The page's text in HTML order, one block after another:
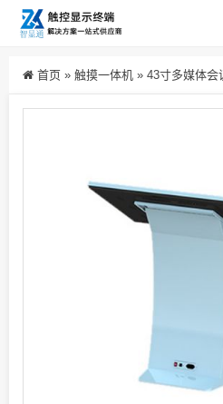
首页 » 触摸一体机 » 43寸多媒体会议安卓